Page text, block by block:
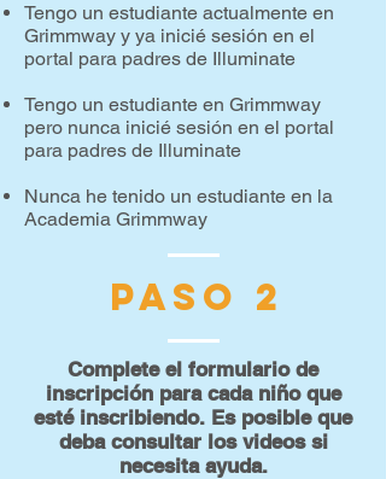
Tengo un estudiante actualmente en
Grimmway y ya inicié sesión en el
portal para padres de Illuminate
Tengo un estudiante en Grimmway
pero nunca inicié sesión en el portal
para padres de Illuminate
Nunca he tenido un estudiante en la
Academia Grimmway
PASO 2
Complete el formulario de
inscripción para cada niño que
esté inscribiendo. Es posible que
deba consultar los videos si
necesita ayuda.